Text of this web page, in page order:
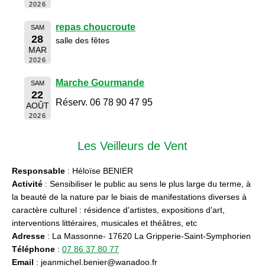
2026
SAM
28
MAR
2026
repas choucroute
salle des fêtes
SAM
22
AOÛT
2026
Marche Gourmande
Réserv. 06 78 90 47 95
Les Veilleurs de Vent
Responsable : Héloïse BENIER
Activité : Sensibiliser le public au sens le plus large du terme, à
la beauté de la nature par le biais de manifestations diverses à
caractère culturel : résidence d’artistes, expositions d’art,
interventions littéraires, musicales et théâtres, etc
Adresse : La Massonne- 17620 La Gripperie-Saint-Symphorien
Téléphone : 07 86 37 80 77
Email : jeanmichel.benier@wanadoo.fr